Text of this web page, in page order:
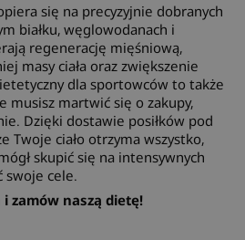
się na precyzyjnie dobranych
białku, węglowodanach i
regenerację mięśniową,
masy ciała oraz zwiększenie
dla sportowców to także
musisz martwić się o zakupy,
Dzięki dostawie posiłków pod
Twoje ciało otrzyma wszystko,
skupić się na intensywnych
swoje cele.
zamów naszą dietę!